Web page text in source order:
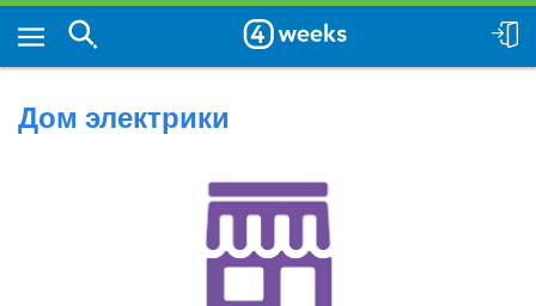
Дом электрики